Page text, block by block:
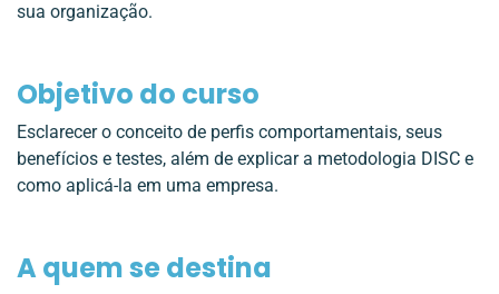
sua organização.
Objetivo do curso
Esclarecer o conceito de perfis comportamentais, seus
benefícios e testes, além de explicar a metodologia DISC e
como aplicá-la em uma empresa.
A quem se destina